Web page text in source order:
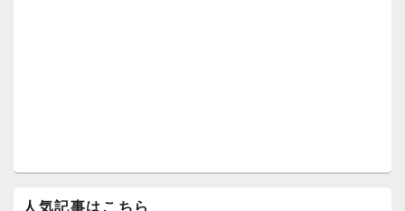
リ
人気記事はこちら